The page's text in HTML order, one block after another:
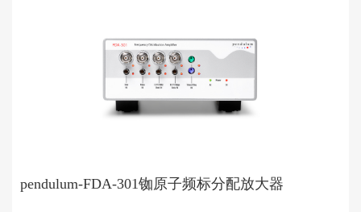
pendulum-FDA-301铷原子频标分配放大器